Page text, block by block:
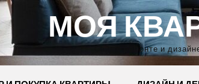
МОЯ
Сайт о ремонте и